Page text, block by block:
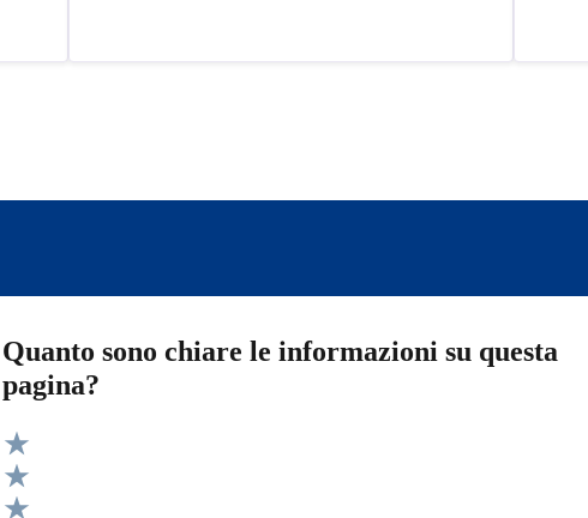
Quanto sono chiare le informazioni su questa
pagina?
Valuta 5 stelle su 5
Valuta 4 stelle su 5